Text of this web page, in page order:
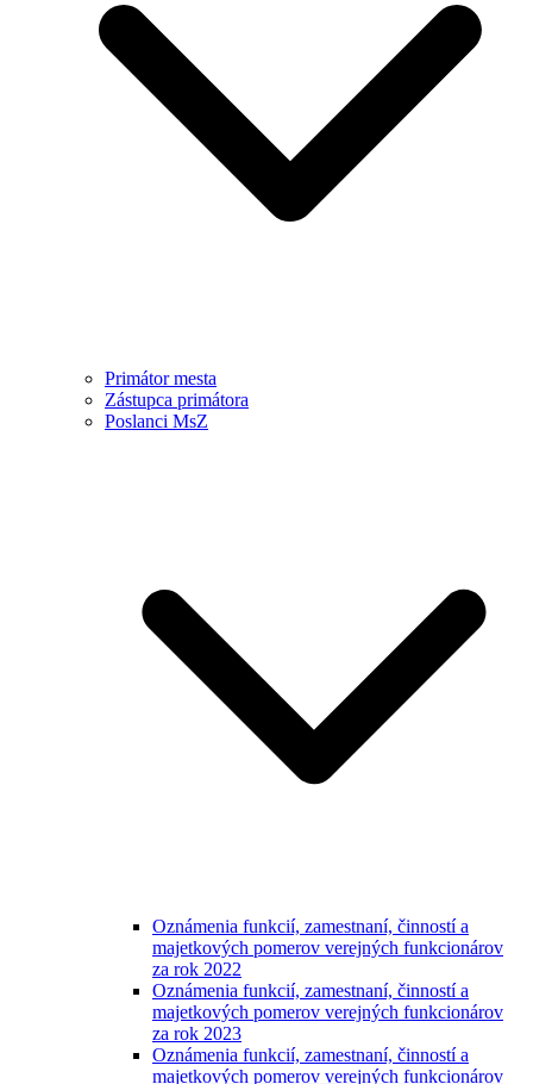
Primátor mesta
Zástupca primátora
Poslanci MsZ
Oznámenia funkcií, zamestnaní, činností a
majetkových pomerov verejných funkcionárov
za rok 2022
Oznámenia funkcií, zamestnaní, činností a
majetkových pomerov verejných funkcionárov
za rok 2023
Oznámenia funkcií, zamestnaní, činností a
majetkových pomerov verejných funkcionárov